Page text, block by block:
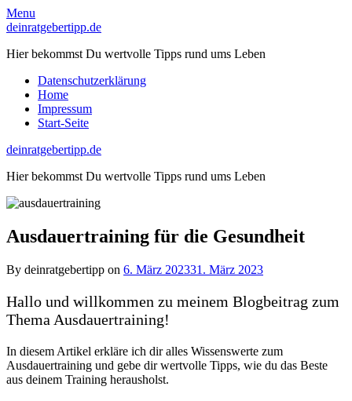
Skip
to
Menu
deinratgebertipp.de
Hier bekommst Du wertvolle Tipps rund ums Leben
Datenschutzerklärung
Home
Impressum
Start-Seite
deinratgebertipp.de
Hier bekommst Du wertvolle Tipps rund ums Leben
Ausdauertraining für die Gesundheit
By deinratgebertipp on 6. März 202331. März 2023
Hallo und willkommen zu meinem Blogbeitrag zum
Thema Ausdauertraining!
In diesem Artikel erkläre ich dir alles Wissenswerte zum
Ausdauertraining und gebe dir wertvolle Tipps, wie du das Beste
aus deinem Training herausholst.